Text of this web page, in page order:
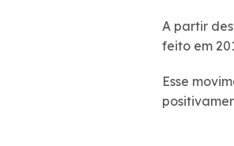
A partir
feito em
Esse